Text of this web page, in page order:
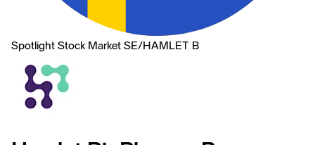
Spotlight Stock Market SE/HAMLET B